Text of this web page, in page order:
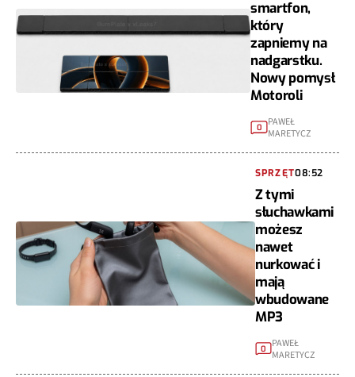
smartfon,
który
zapniemy na
nadgarstku.
Nowy pomysł
Motoroli
0
PAWEŁ
MARETYCZ
SPRZĘT08:52
Z tymi
słuchawkami
możesz
nawet
nurkować i
mają
wbudowane
MP3
0 PAWEŁ
MARETYCZ